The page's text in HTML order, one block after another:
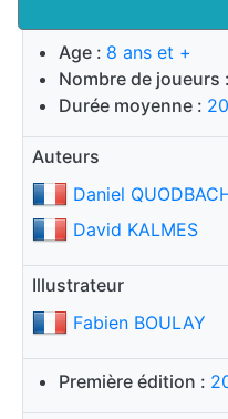
Age : 8 ans et +
Nombre de joueurs :
Durée moyenne :
Auteurs
Daniel
David KALMES
Illustrateur
Fabien BOULAY
Première édition :